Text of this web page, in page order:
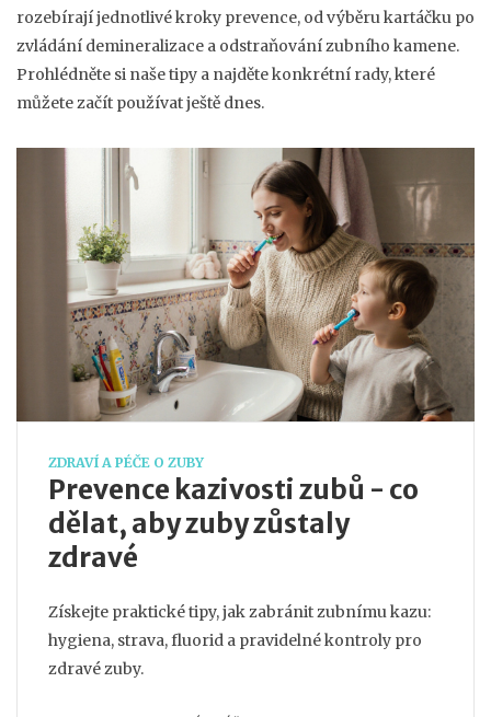
rozebírají jednotlivé kroky prevence, od výběru kartáčku po
zvládání demineralizace a odstraňování zubního kamene.
Prohlédněte si naše tipy a najděte konkrétní rady, které
můžete začít používat ještě dnes.
ZDRAVÍ A PÉČE O ZUBY
Prevence kazivosti zubů - co
dělat, aby zuby zůstaly
zdravé
Získejte praktické tipy, jak zabránit zubnímu kazu:
hygiena, strava, fluorid a pravidelné kontroly pro
zdravé zuby.